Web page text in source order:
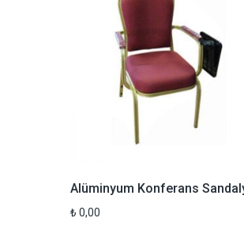
Alüminyum Konferans
₺ 0,00